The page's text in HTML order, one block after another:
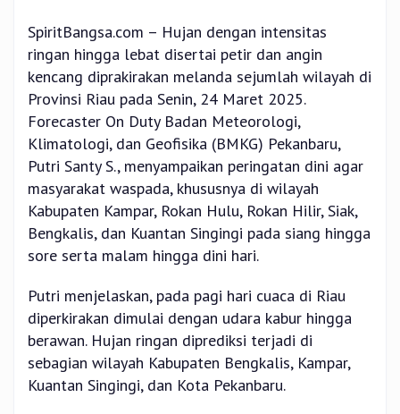
SpiritBangsa.com – Hujan dengan intensitas
ringan hingga lebat disertai petir dan angin
kencang diprakirakan melanda sejumlah wilayah di
Provinsi Riau pada Senin, 24 Maret 2025.
Forecaster On Duty Badan Meteorologi,
Klimatologi, dan Geofisika (BMKG) Pekanbaru,
Putri Santy S., menyampaikan peringatan dini agar
masyarakat waspada, khususnya di wilayah
Kabupaten Kampar, Rokan Hulu, Rokan Hilir, Siak,
Bengkalis, dan Kuantan Singingi pada siang hingga
sore serta malam hingga dini hari.
Putri menjelaskan, pada pagi hari cuaca di Riau
diperkirakan dimulai dengan udara kabur hingga
berawan. Hujan ringan diprediksi terjadi di
sebagian wilayah Kabupaten Bengkalis, Kampar,
Kuantan Singingi, dan Kota Pekanbaru.